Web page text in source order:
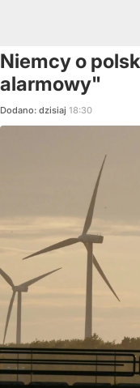
Niemcy o
alarmowy"
Dodano: dzisiaj 18:30